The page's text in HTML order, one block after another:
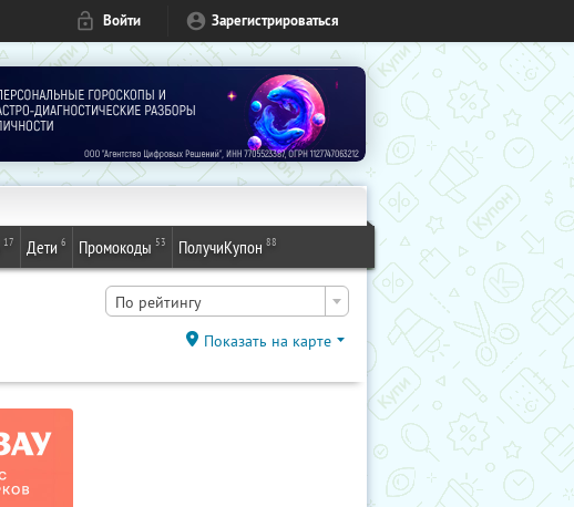
Войти Зарегистрироваться
17 Дети 6 Промокоды 53 ПолучиКупон 88
По рейтингу
Показать на карте